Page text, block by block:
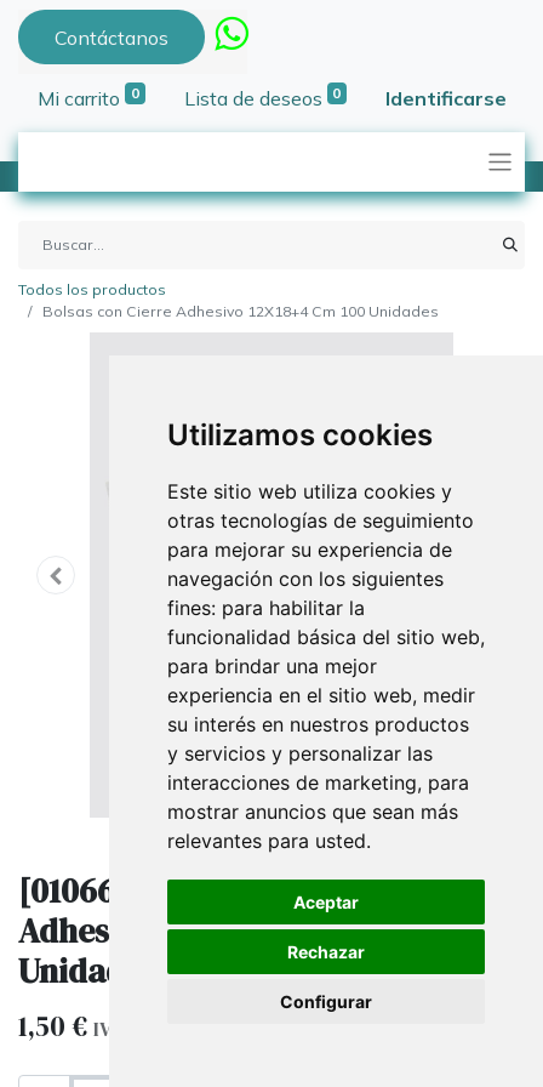
Utilizamos cookies
Este sitio web utiliza cookies y
otras tecnologías de seguimiento
para mejorar su experiencia de
navegación con los siguientes
fines: para habilitar la
funcionalidad básica del sitio web,
para brindar una mejor
experiencia en el sitio web, medir
su interés en nuestros productos
y servicios y personalizar las
interacciones de marketing, para
mostrar anuncios que sean más
relevantes para usted.
Aceptar
Rechazar
Configurar
Contáctanos
Mi carrito 0 Lista de deseos 0 Identificarse
Todos los productos
Bolsas con Cierre Adhesivo 12X18+4 Cm 100 Unidades
[010668] Bolsas con Cierre
Adhesivo 12X18+4 Cm 100
Unidades
1,50€ IVA excluido